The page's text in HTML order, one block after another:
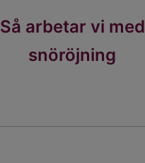
Så arbetar vi med
snöröjning